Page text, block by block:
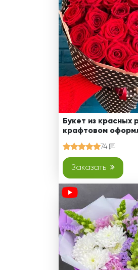
Розы поштучно
5 роз
7 роз
11 роз
15 роз
25 роз
51 роза
101 роза
Розы Гран-При
Корзины с розами
Кустовые розы
Миксы из роз
Сердца из роз
Букет из красных
крафтовом
74
Заказать